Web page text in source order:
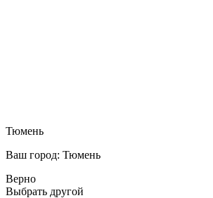
Тюмень
Ваш город: Тюмень
Верно
Выбрать другой